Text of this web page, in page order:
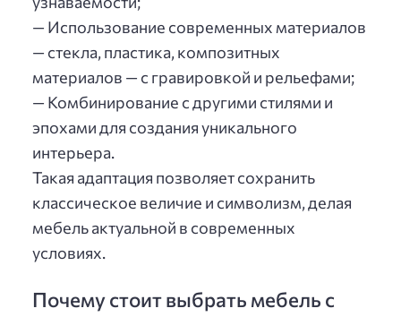
— Использование современных материалов
— стекла, пластика, композитных
материалов — с гравировкой и рельефами;
— Комбинирование с другими стилями и
эпохами для создания уникального
интерьера.
Такая адаптация позволяет сохранить
классическое величие и символизм, делая
мебель актуальной в современных
условиях.
Почему стоит выбрать мебель с